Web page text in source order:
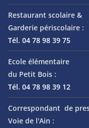
Restaurant scolaire &
Garderie périscolaire :
Tél. 04 78 98 39 75
Ecole élémentaire
du Petit Bois :
Tél. 04 78 98 39 12
Correspondant de
Voie de l'Ain :